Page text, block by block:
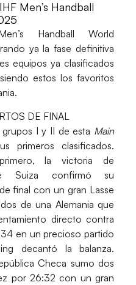
Men’s Handball
Handball World
ya la fase definitiva
equipos ya clasificados
estos los favoritos
.
DE FINAL
I y II de esta Main
clasificados.
la victoria de
Suiza confirmó su
final con un gran Lasse
de una Alemania que
directo contra
en un precioso partido
decantó la balanza.
Checa sumo dos
por 26:32 con un gran